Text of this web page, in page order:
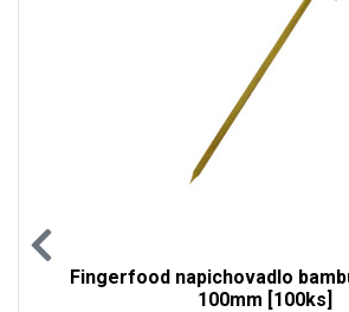
Fingerfood napichovadlo
100mm [100ks]